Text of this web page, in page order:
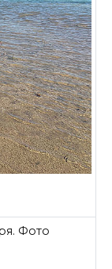
Фото